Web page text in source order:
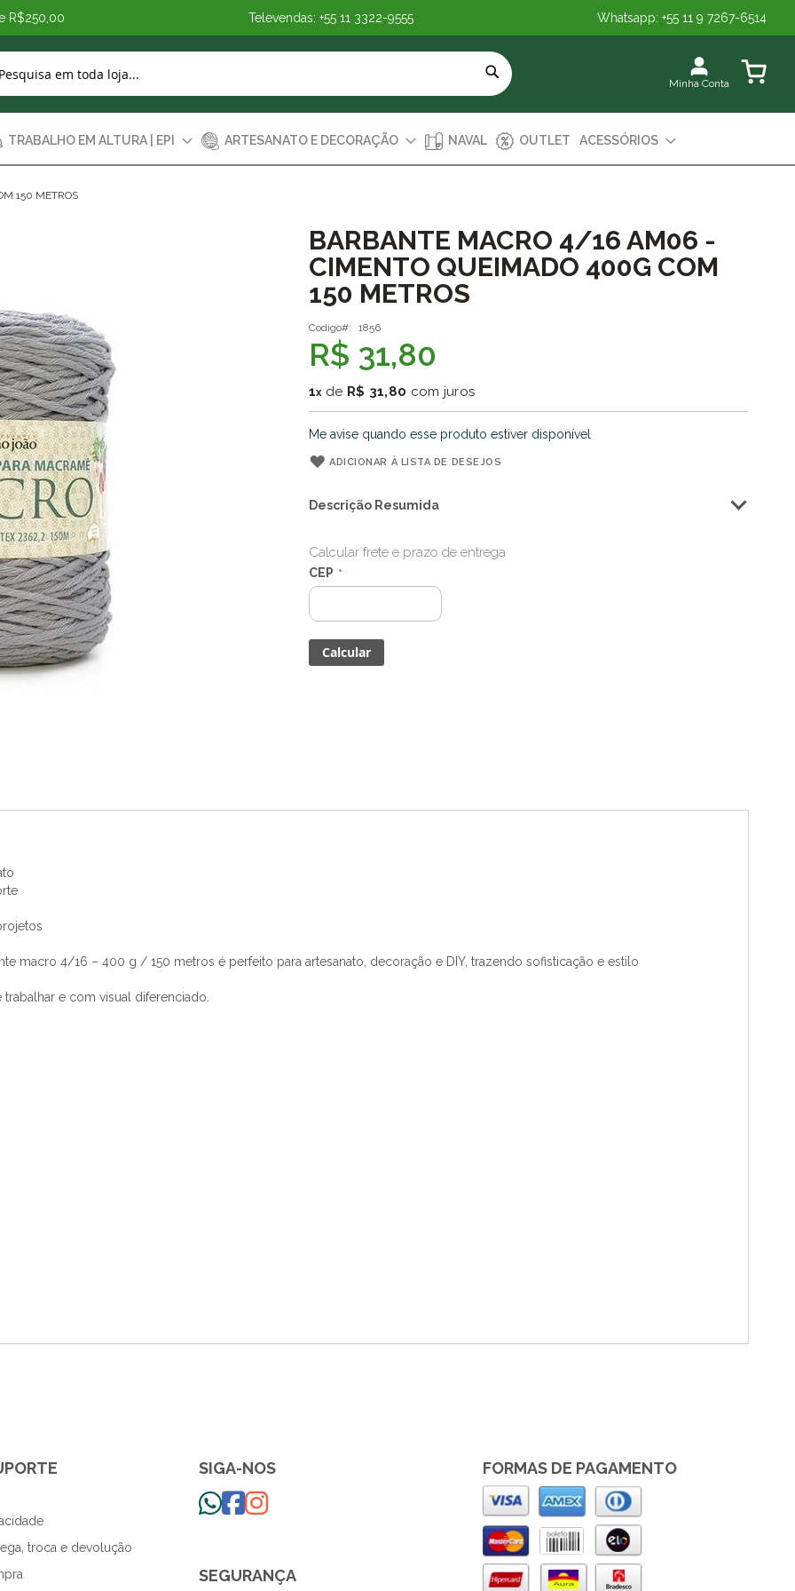
R$250,00 Televendas: +55 11 3322-9555 Whatsapp: +55 11 9 7267-6514
Minha Conta
Meu
TRABALHO EM ALTURA | EPI ARTESANATO E DECORAÇÃO NAVAL OUTLET ACESSÓRIOS
150 METROS
BARBANTE MACRO 4/16 AM06 -
CIMENTO QUEIMADO 400G COM
150 METROS
Codigo 1856
R$ 31,80
1 de R$ 31,80 com juros
Me avise quando esse produto estiver disponível
ADICIONAR À LISTA DE DESEJOS
Descrição Resumida
Calcular frete e prazo de entrega
CEP
macro 4/16 – 400 g / 150 metros é perfeito para artesanato, decoração e DIY, trazendo sofisticação e estilo
e com visual diferenciado.
troca e devolução
SIGA-NOS
SEGURANÇA
FORMAS DE PAGAMENTO